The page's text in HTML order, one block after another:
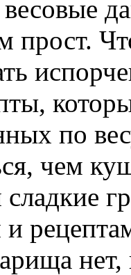
прост.
по
чем
и